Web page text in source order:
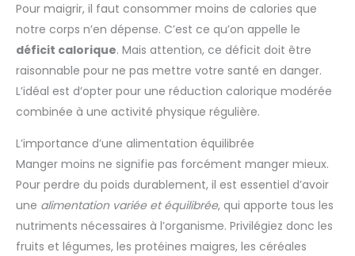
Pour maigrir, il faut consommer moins de calories que
notre corps n’en dépense. C’est ce qu’on appelle le
déficit calorique. Mais attention, ce déficit doit être
raisonnable pour ne pas mettre votre santé en danger.
L’idéal est d’opter pour une réduction calorique modérée
combinée à une activité physique régulière.
L’importance d’une alimentation équilibrée
Manger moins ne signifie pas forcément manger mieux.
Pour perdre du poids durablement, il est essentiel d’avoir
une alimentation variée et équilibrée, qui apporte tous les
nutriments nécessaires à l’organisme. Privilégiez donc les
fruits et légumes, les protéines maigres, les céréales